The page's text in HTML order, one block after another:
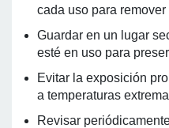
cada uso para
Guardar en un lugar
esté en uso para
Evitar la exposición
a temperaturas
Revisar